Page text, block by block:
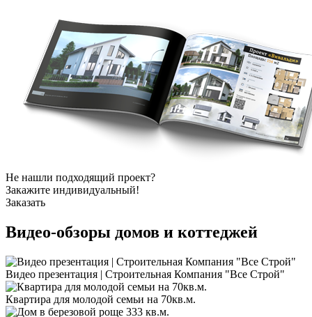
Не нашли подходящий проект?
Закажите индивидуальный!
Заказать
Видео-обзоры домов и коттеджей
Видео презентация | Строительная Компания "Все Строй"
Квартира для молодой семьи на 70кв.м.